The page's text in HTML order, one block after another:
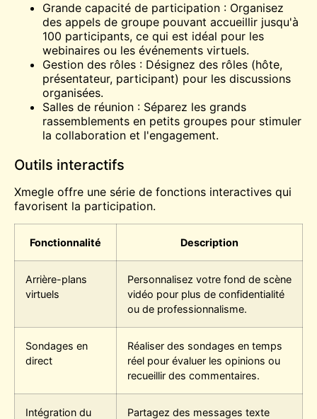
Grande capacité de participation : Organisez
des appels de groupe pouvant accueillir jusqu'à
100 participants, ce qui est idéal pour les
webinaires ou les événements virtuels.
Gestion des rôles : Désignez des rôles (hôte,
présentateur, participant) pour les discussions
organisées.
Salles de réunion : Séparez les grands
rassemblements en petits groupes pour stimuler
la collaboration et l'engagement.
Outils interactifs
Xmegle offre une série de fonctions interactives qui
favorisent la participation.
Fonctionnalité Description
Arrière-plans
virtuels
Personnalisez votre fond de scène
vidéo pour plus de confidentialité
ou de professionnalisme.
Sondages en
direct
Réaliser des sondages en temps
réel pour évaluer les opinions ou
recueillir des commentaires.
Intégration du
Partagez des messages texte